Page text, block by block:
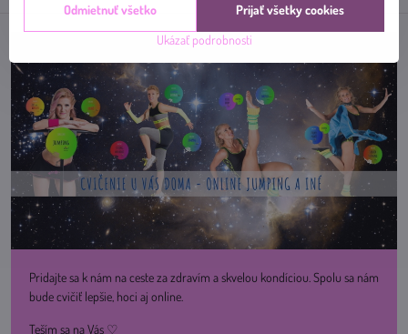
Pridajte sa k nám na ceste za zdravím a skvelou kondíciou. Spolu sa nám
bude cvičiť lepšie, hoci aj online.
Teším sa na Vás ♡
Ukázať podrobnosti
Prijať všetky cookies
Odmietnuť všetko